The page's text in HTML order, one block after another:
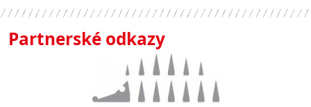
Partnerské odkazy